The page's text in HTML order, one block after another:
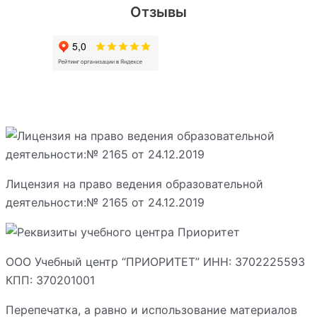
Отзывы
Лицензия на право ведения образовательной
деятельности:№ 2165 от 24.12.2019
ООО Учебный центр “ПРИОРИТЕТ” ИНН: 3702225593
КПП: 370201001
Перепечатка, а равно и использование материалов